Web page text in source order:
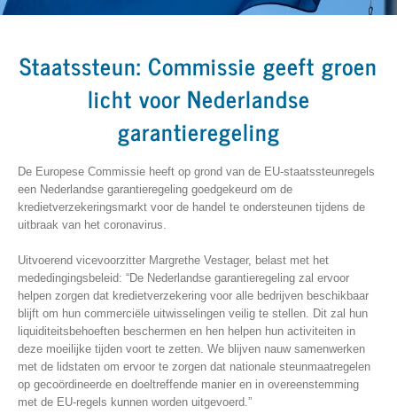
Staatssteun: Commissie geeft groen
licht voor Nederlandse
garantieregeling
De Europese Commissie heeft op grond van de EU-staatssteunregels
een Nederlandse garantieregeling goedgekeurd om de
kredietverzekeringsmarkt voor de handel te ondersteunen tijdens de
uitbraak van het coronavirus.
Uitvoerend vicevoorzitter Margrethe Vestager, belast met het
mededingingsbeleid: “De Nederlandse garantieregeling zal ervoor
helpen zorgen dat kredietverzekering voor alle bedrijven beschikbaar
blijft om hun commerciële uitwisselingen veilig te stellen. Dit zal hun
liquiditeitsbehoeften beschermen en hen helpen hun activiteiten in
deze moeilijke tijden voort te zetten. We blijven nauw samenwerken
met de lidstaten om ervoor te zorgen dat nationale steunmaatregelen
op gecoördineerde en doeltreffende manier en in overeenstemming
met de EU-regels kunnen worden uitgevoerd.”